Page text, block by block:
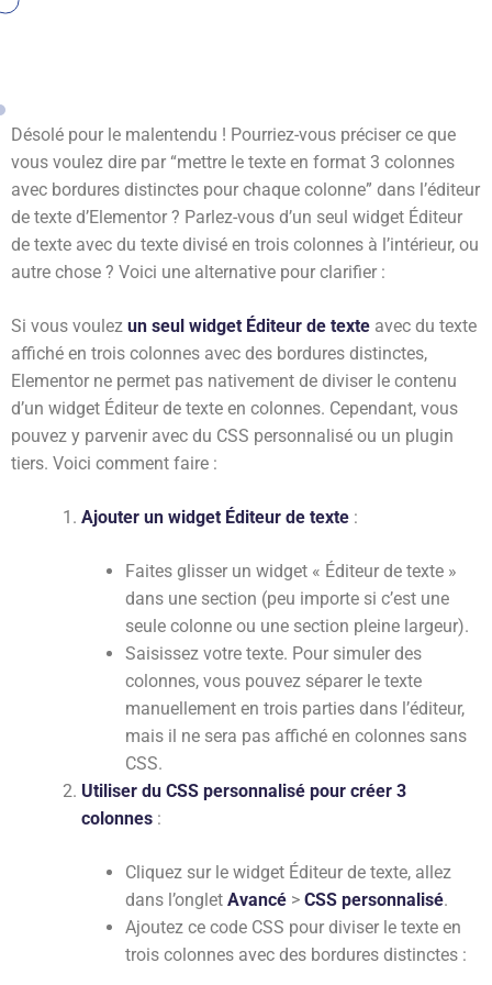
Désolé pour le malentendu ! Pourriez-vous préciser ce que
vous voulez dire par “mettre le texte en format 3 colonnes
avec bordures distinctes pour chaque colonne” dans l’éditeur
de texte d’Elementor ? Parlez-vous d’un seul widget Éditeur
de texte avec du texte divisé en trois colonnes à l’intérieur, ou
autre chose ? Voici une alternative pour clarifier :
Si vous voulez un seul widget Éditeur de texte avec du texte
affiché en trois colonnes avec des bordures distinctes,
Elementor ne permet pas nativement de diviser le contenu
d’un widget Éditeur de texte en colonnes. Cependant, vous
pouvez y parvenir avec du CSS personnalisé ou un plugin
tiers. Voici comment faire :
Ajouter un widget Éditeur de texte :
Faites glisser un widget « Éditeur de texte »
dans une section (peu importe si c’est une
seule colonne ou une section pleine largeur).
Saisissez votre texte. Pour simuler des
colonnes, vous pouvez séparer le texte
manuellement en trois parties dans l’éditeur,
mais il ne sera pas affiché en colonnes sans
CSS.
Utiliser du CSS personnalisé pour créer 3
colonnes :
Cliquez sur le widget Éditeur de texte, allez
dans l’onglet Avancé > CSS personnalisé.
Ajoutez ce code CSS pour diviser le texte en
trois colonnes avec des bordures distinctes :